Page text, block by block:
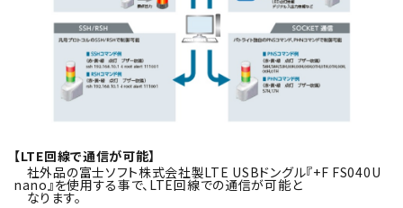
【LTE回線で通信が可能】
社外品の富士ソフト株式会社製LTE USBドングル『+F FS040U
nano』を使用する事で、LTE回線での通信が可能と
なります。